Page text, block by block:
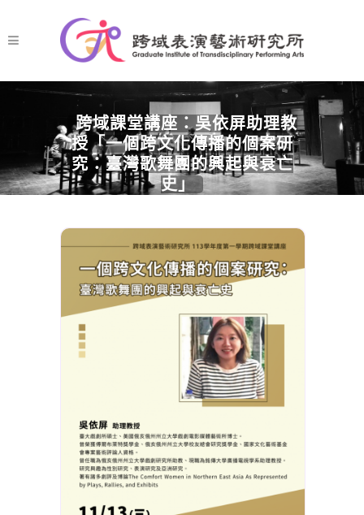
跨域課堂講座：吳依屏助理教
授「一個跨文化傳播的個案研
究：臺灣歌舞團的興起與衰亡
史」